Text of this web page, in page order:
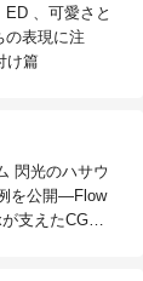
、可愛さと
の表現に注
け篇
閃光のハサウ
を公開―Flow
支えたCG制